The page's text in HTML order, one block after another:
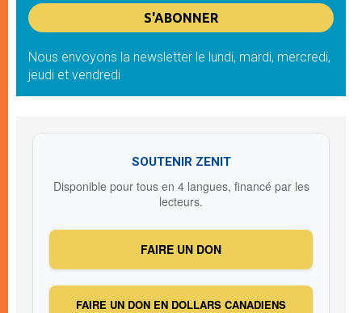
Nous envoyons la newsletter le lundi, mardi, mercredi,
jeudi et vendredi
SOUTENIR ZENIT
Disponible pour tous en 4 langues, financé par les
lecteurs.
FAIRE UN DON
FAIRE UN DON EN DOLLARS CANADIENS